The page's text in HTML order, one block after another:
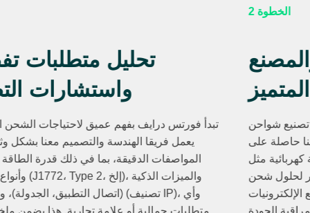
التحقق من التصنيع والمصنع
المتميز
نحن كصانعين ندير مرافق إنتاج متخصصة في تصنيع شواحن
تيار متناوب محمولة بعناية دقيقة. منشآتنا حاصلة على
شهادات جودة وسلامة كهربائية مثل ISO 9001 وCE وUL،
مما يضمن وصولًا مباشرًا إلى أعلى المعايير لحلول شحن
مخصصة، مدعومة بخبرة مثبتة في تجميع الإلكترونيات